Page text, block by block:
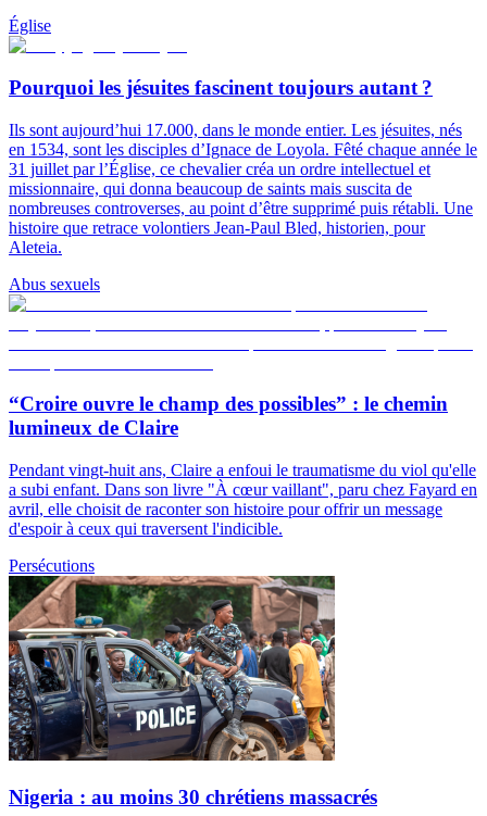
Église
Pourquoi les jésuites fascinent toujours autant ?
Ils sont aujourd’hui 17.000, dans le monde entier. Les jésuites, nés
en 1534, sont les disciples d’Ignace de Loyola. Fêté chaque année le
31 juillet par l’Église, ce chevalier créa un ordre intellectuel et
missionnaire, qui donna beaucoup de saints mais suscita de
nombreuses controverses, au point d’être supprimé puis rétabli. Une
histoire que retrace volontiers Jean-Paul Bled, historien, pour
Aleteia.
Abus sexuels
“Croire ouvre le champ des possibles” : le chemin
lumineux de Claire
Pendant vingt-huit ans, Claire a enfoui le traumatisme du viol qu'elle
a subi enfant. Dans son livre "À cœur vaillant", paru chez Fayard en
avril, elle choisit de raconter son histoire pour offrir un message
d'espoir à ceux qui traversent l'indicible.
Persécutions
Nigeria : au moins 30 chrétiens massacrés